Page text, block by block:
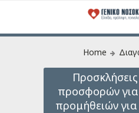
Home
προσφορών
προμήθειών για